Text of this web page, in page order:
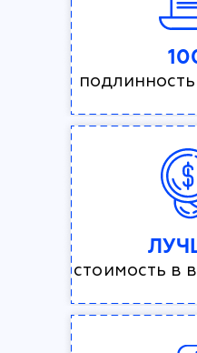
стоимость в